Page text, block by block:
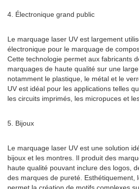
4. Électronique grand public
Le marquage laser UV est largement
électronique pour le marquage de
Cette technologie permet aux fabricants
marquages ​​de haute qualité sur une
notamment le plastique, le métal et le
UV est idéal pour les applications telles
les circuits imprimés, les micropuces et
5. Bijoux
Le marquage laser UV est une solution
bijoux et les montres. Il produit des
haute qualité pouvant inclure des logos,
des marques de pureté. Esthétiquement,